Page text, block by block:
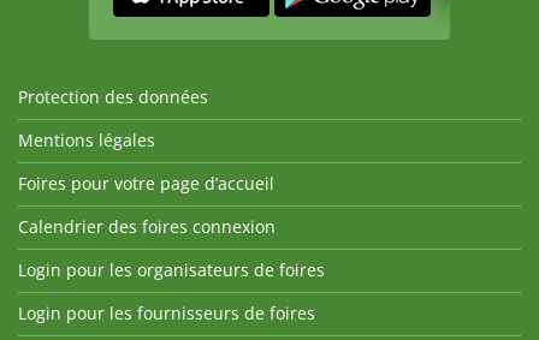
Protection des données
Mentions légales
Foires pour votre page d’accueil
Calendrier des foires connexion
Login pour les organisateurs de foires
Login pour les fournisseurs de foires